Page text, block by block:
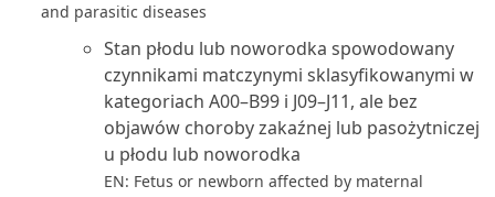
and parasitic diseases
Stan płodu lub noworodka spowodowany
czynnikami matczynymi sklasyfikowanymi w
kategoriach A00–B99 i J09–J11, ale bez
objawów choroby zakaźnej lub pasożytniczej
u płodu lub noworodka
EN: Fetus or newborn affected by maternal